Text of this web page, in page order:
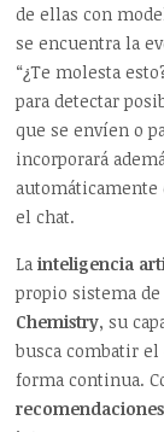
de ellas con
se encuentra la
“¿Te molesta
para detectar
que se envíen o
incorporará
el chat.
Lainteligencia
propio sistema
Chemistry, su
busca combatir
forma continua.